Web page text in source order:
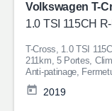
Volkswagen T-
1.0 TSI 115CH
T-Cross, 1.0 TSI
211km, 5 Portes,
Anti-patinage,
Garantie 6 mois, 13
2019